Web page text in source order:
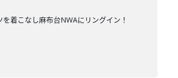
着こなし麻布台NWAにリングイン！